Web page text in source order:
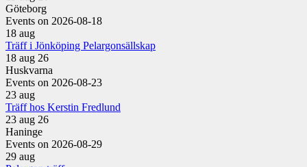
Göteborg
Events on 2026-08-18
18 aug
Träff i Jönköping Pelargonsällskap
18 aug 26
Huskvarna
Events on 2026-08-23
23 aug
Träff hos Kerstin Fredlund
23 aug 26
Haninge
Events on 2026-08-29
29 aug